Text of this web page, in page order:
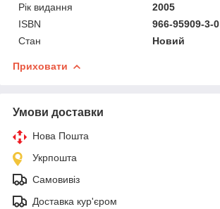
Рік видання
2005
ISBN
966-95909-3-0
Стан
Новий
Приховати
Умови доставки
Нова Пошта
Укрпошта
Самовивіз
Доставка кур'єром